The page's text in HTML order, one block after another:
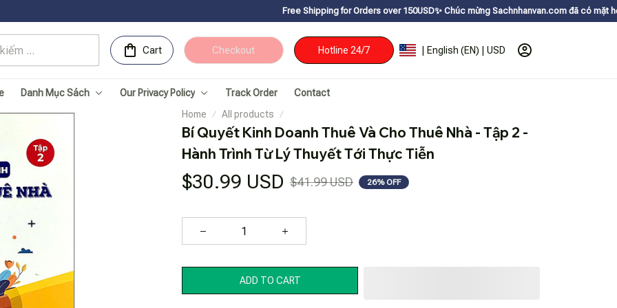
Free Shipping for Orders over 150USDㅤ✨ Chúc mừng Sachnhanvan.com đã có mặt hơn 200 quốc
Cart Checkout Hotline 24/7 | English (EN) | USD
Danh Mục Sách Our Privacy Policy Track Order
Contact
Home
All products
Bí Quyết Kinh Doanh Thuê Và Cho Thuê Nhà - Tập 2 -
Hành Trình Từ Lý Thuyết Tới Thực Tiễn
$30.99 USD $41.99 USD 26% OFF
ADD TO CART